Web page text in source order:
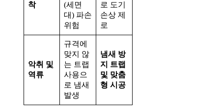
착
(세면
대) 파손
위험
로 도기
손상 제
로
악취 및
역류
규격에
맞지 않
는 트랩
사용으
로 냄새
발생
냄새 방
지 트랩
및 맞춤
형 시공